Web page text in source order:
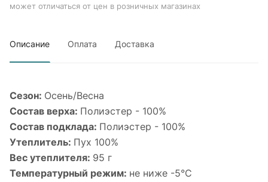
может отличаться от цен в розничных магазинах
Описание Оплата Доставка
Сезон: Осень/Весна
Состав верха: Полиэстер - 100%
Состав подклада: Полиэстер - 100%
Утеплитель: Пух 100%
Вес утеплителя: 95 г
Температурный режим: не ниже -5°С